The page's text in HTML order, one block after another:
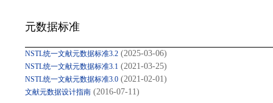
元数据标准
NSTL统一文献元数据标准3.2 (2025-03-06)
NSTL统一文献元数据标准3.1 (2021-03-25)
NSTL统一文献元数据标准3.0 (2021-02-01)
文献元数据设计指南 (2016-07-11)